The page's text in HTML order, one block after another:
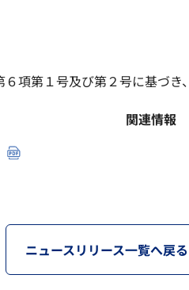
項第１号及び第２号に基づ
関連情報
ニュースリリース一覧へ戻る